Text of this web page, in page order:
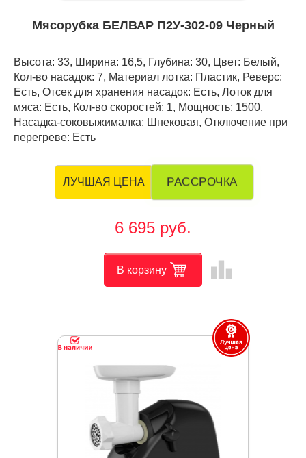
Мясорубка БЕЛВАР П2У-302-09 Черный
Высота: 33, Ширина: 16,5, Глубина: 30, Цвет: Белый,
Кол-во насадок: 7, Материал лотка: Пластик, Реверс:
Есть, Отсек для хранения насадок: Есть, Лоток для
мяса: Есть, Кол-во скоростей: 1, Мощность: 1500,
Насадка-соковыжималка: Шнековая, Отключение при
перегреве: Есть
ЛУЧШАЯ ЦЕНА РАССРОЧКА
6 695 руб.
В корзину leaderboard